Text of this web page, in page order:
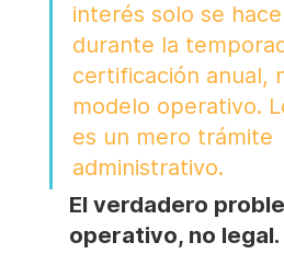
interés solo se
durante la
certificación anual,
modelo operativo.
es un mero trámite
administrativo.
El verdadero
operativo, no legal.